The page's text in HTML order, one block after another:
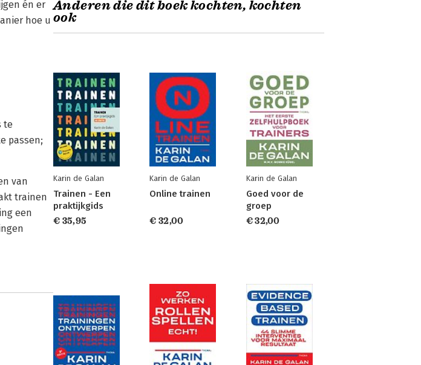
én er
hoe u
te
passen;
van
trainen
een
Anderen die dit boek kochten, kochten
ook
Karin de Galan
Trainen - Een
praktijkgids
€ 35,95
Karin de Galan
Online trainen
€ 32,00
Karin de Galan
Goed voor de
groep
€ 32,00